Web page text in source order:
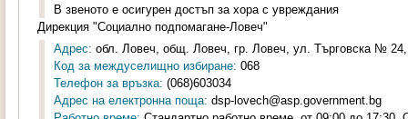
В звеното е осигурен достъп за хора с увреждания
Дирекция "Социално подпомагане-Ловеч"
Адрес: обл. Ловеч, общ. Ловеч, гр. Ловеч, ул. Търговска № 24,
Код за междуселищно избиране: 068
Телефон за връзка: (068)603034
Адрес на електронна поща: dsp-lovech@asp.government.bg